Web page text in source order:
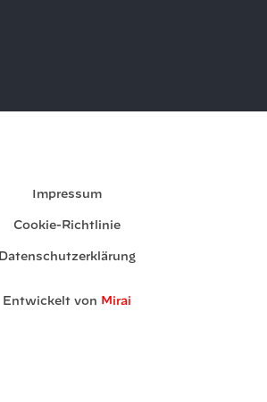
Impressum
Cookie-Richtlinie
Datenschutzerklärung
Entwickelt von Mirai